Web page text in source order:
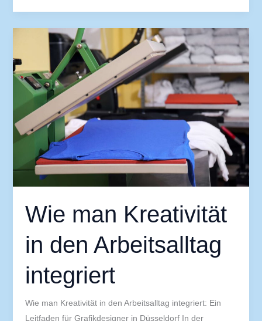
Wie man Kreativität
in den Arbeitsalltag
integriert
Wie man Kreativität in den Arbeitsalltag integriert: Ein
Leitfaden für Grafikdesigner in Düsseldorf In der
Kreativität
in
den
Arbeitsalltag
integriert